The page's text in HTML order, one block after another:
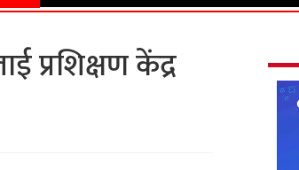
प्रशिक्षण केंद्र